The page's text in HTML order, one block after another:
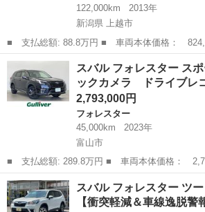
122,000km
2013年
新潟県 上越市
■ 支払総額: 88.8万円 ■ 車両本体価格： 824,000 円 ■ メーカー
名： スバル ■ 車種名： フォレスター ■ グ
ｉ－Ｌ ■ 排気量： 2000cc ■ ドア枚数：
新潟 上越市
スバル フォレスター
ックカメラ ドライブ
2,793,000円
フォレスター
45,000km
2023年
富山市
■ 支払総額: 289.8万円 ■ 車両本体価格： 2,793,000 円 ■ メーカ
ー名： スバル ■ 車種名： フォレスター ■
ーツ 社外ナビ バックカメラ ドライブレコ
フレザー...
富山 富山市
スバル フォレスター ツー
【衝突軽減＆車線逸脱